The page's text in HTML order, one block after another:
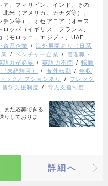
、フィリピン、インド、その
米（アメリカ、カナダ等）、
ン等）、オセアニア（オース
ッパ（イギリス、フランス、
モロッコ、エジプト、UAE、
資系企業
海外展開あり（日系
ベンチャー企業
管理職・
語力が必要 英語力不問
転勤
未経験可） 海外転勤
年収
ックオプションあり
フレック
留学支援制度 育児支援制度
また応募できる
りしておりま
詳細へ